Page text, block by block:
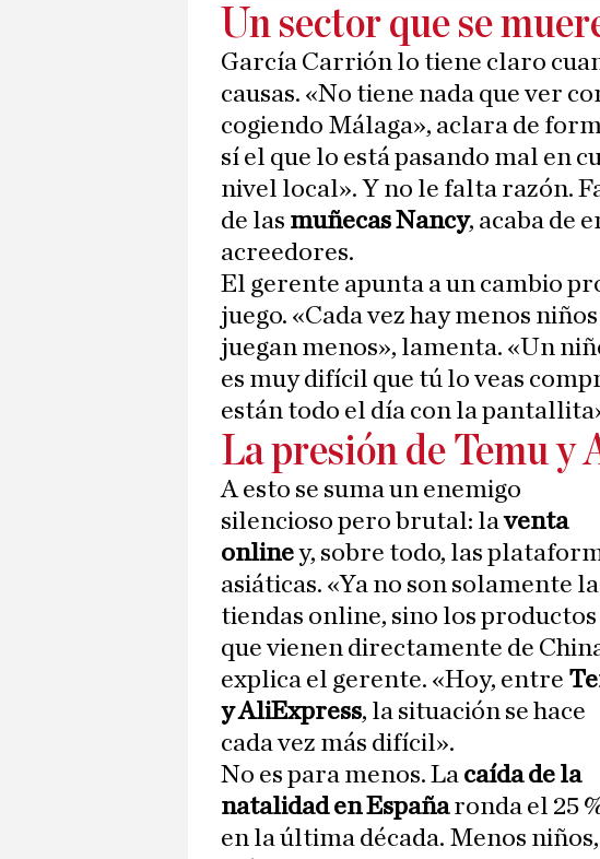
Un sector que se
García Carrión lo tiene claro
causas. «No tiene nada que ver
cogiendo Málaga», aclara de
sí el que lo está pasando mal en
nivel local». Y no le falta razón.
de las muñecas Nancy, acaba de
acreedores.
El gerente apunta a un cambio
juego. «Cada vez hay menos
juegan menos», lamenta. «Un
es muy difícil que tú lo veas
están todo el día con la
La presión de Temu y
A esto se suma un enemigo
silencioso pero brutal: laventa
onliney, sobre todo, las
asiáticas. «Ya no son solamente
tiendas online, sino los productos
que vienen directamente de
explica el gerente. «Hoy, entre
y AliExpress, la situación se hace
cada vez más difícil».
No es para menos. La caída de la
natalidad en Españaronda el 25
en la última década. Menos niños,